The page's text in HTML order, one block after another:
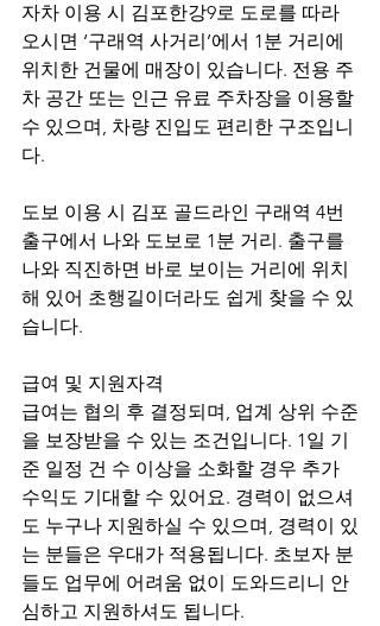
자차 이용 시 김포한강9로 도로를 따라
오시면 ‘구래역 사거리’에서 1분 거리에
위치한 건물에 매장이 있습니다. 전용 주
차 공간 또는 인근 유료 주차장을 이용할
수 있으며, 차량 진입도 편리한 구조입니
다.
도보 이용 시 김포 골드라인 구래역 4번
출구에서 나와 도보로 1분 거리. 출구를
나와 직진하면 바로 보이는 거리에 위치
해 있어 초행길이더라도 쉽게 찾을 수 있
습니다.
급여 및 지원자격
급여는 협의 후 결정되며, 업계 상위 수준
을 보장받을 수 있는 조건입니다. 1일 기
준 일정 건 수 이상을 소화할 경우 추가
수익도 기대할 수 있어요. 경력이 없으셔
도 누구나 지원하실 수 있으며, 경력이 있
는 분들은 우대가 적용됩니다. 초보자 분
들도 업무에 어려움 없이 도와드리니 안
심하고 지원하셔도 됩니다.